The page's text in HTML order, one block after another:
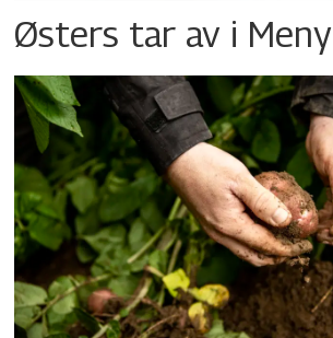
Østers tar av i Meny